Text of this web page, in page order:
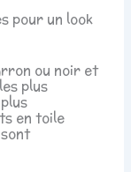
pour un look
ou noir et
plus
en toile